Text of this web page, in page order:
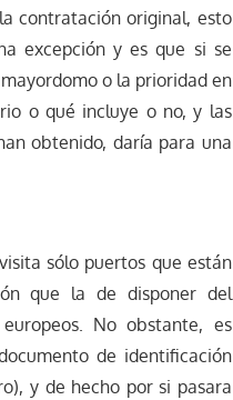
contratación original, esto
excepción y es que si se
o la prioridad en
o qué incluye o no, y las
obtenido, daría para una
sólo puertos que están
que la de disponer del
No obstante, es
de identificación
y de hecho por si pasara